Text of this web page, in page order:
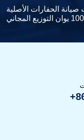
الحفارات الأصلية